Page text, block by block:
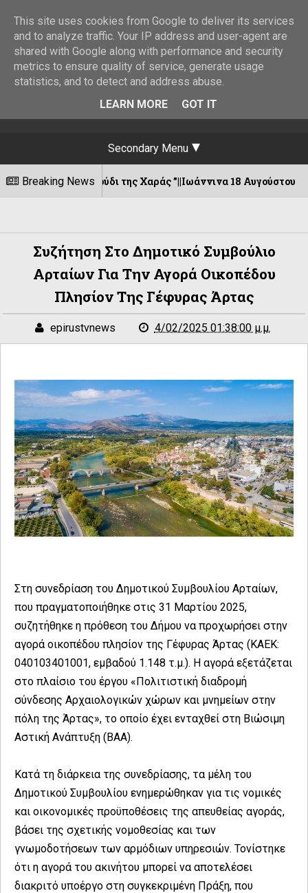
Secondary Menu
Breaking News
της Χαράς ”||Ιωάννινα 18 Αυγούστου 07/
Συζήτηση Στο Δημοτικό Συμβούλιο
Αρταίων Για Την Αγορά Οικοπέδου
Πλησίον Της Γέφυρας Άρτας
epirustvnews 4/02/2025 01:38:00 μ.μ.
Στη συνεδρίαση του Δημοτικού Συμβουλίου Αρταίων,
που πραγματοποιήθηκε στις 31 Μαρτίου 2025,
συζητήθηκε η πρόθεση του Δήμου να προχωρήσει στην
αγορά οικοπέδου πλησίον της Γέφυρας Άρτας (ΚΑΕΚ:
040103401001, εμβαδού 1.148 τ.μ.). Η αγορά εξετάζεται
στο πλαίσιο του έργου «Πολιτιστική διαδρομή
σύνδεσης Αρχαιολογικών χώρων και μνημείων στην
πόλη της Άρτας», το οποίο έχει ενταχθεί στη Βιώσιμη
Αστική Ανάπτυξη (ΒΑΑ).
Κατά τη διάρκεια της συνεδρίασης, τα μέλη του
Δημοτικού Συμβουλίου ενημερώθηκαν για τις νομικές
και οικονομικές προϋποθέσεις της απευθείας αγοράς,
βάσει της σχετικής νομοθεσίας και των
γνωμοδοτήσεων των αρμόδιων υπηρεσιών. Τονίστηκε
ότι η αγορά του ακινήτου μπορεί να αποτελέσει
διακριτό υποέργο στη συγκεκριμένη Πράξη, που
This site uses cookies from Google to deliver its services
and to analyze traffic. Your IP address and user-agent are
shared with Google along with performance and security
metrics to ensure quality of service, generate usage
statistics, and to detect and address abuse.
LEARN MORE
GOT IT